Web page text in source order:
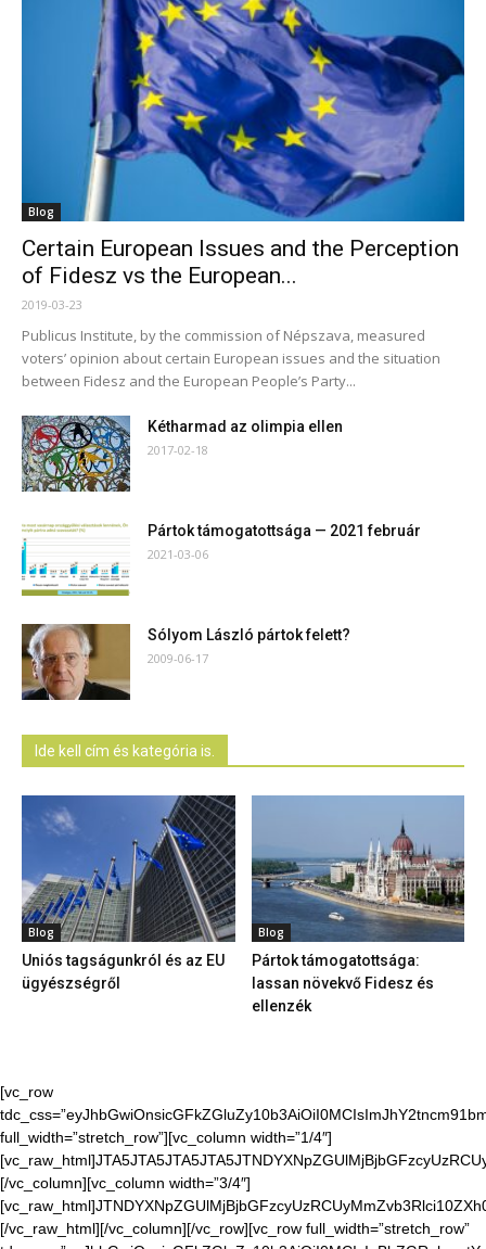
Blog
Certain European Issues and the Perception
of Fidesz vs the European...
2019-03-23
Publicus Institute, by the commission of Népszava, measured
voters’ opinion about certain European issues and the situation
between Fidesz and the European People’s Party...
Kétharmad az olimpia ellen
2017-02-18
Pártok támogatottsága — 2021 február
2021-03-06
Sólyom László pártok felett?
2009-06-17
Ide kell cím és kategória is.
Blog
Uniós tagságunkról és az EU
ügyészségről
Blog
Pártok támogatottsága:
lassan növekvő Fidesz és
ellenzék
[vc_row
full_width=”stretch_row”][vc_column width=”1/4″]
[/vc_column][vc_column width=”3/4″]
[/vc_raw_html][/vc_column][/vc_row][vc_row full_width=”stretch_row”